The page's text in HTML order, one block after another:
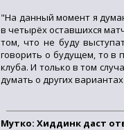
"На данный момент я
в четырёх оставшихся
том, что не буду
говорить о будущем, то в
клуба. И только в том
думать о других
Мутко: Хиддинк даст